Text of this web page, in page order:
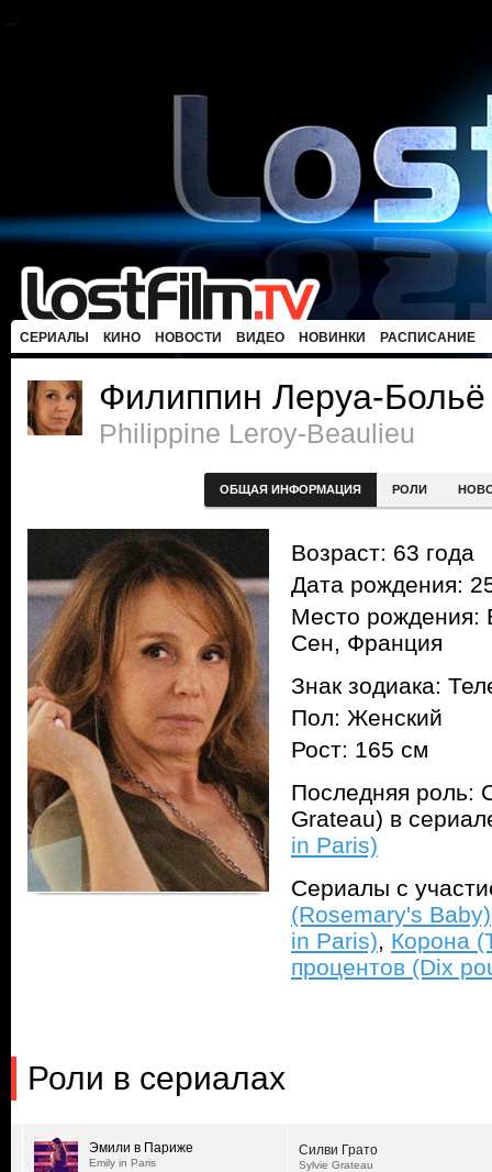
СЕРИАЛЫ КИНО НОВОСТИ ВИДЕО НОВИНКИ РАСПИСАНИЕ
Филиппин Леруа-Больё
Philippine Leroy-Beaulieu
ОБЩАЯ ИНФОРМАЦИЯ РОЛИ
Возраст: 63 года
Дата рождения:
Место рождения:
Сен, Франция
Знак зодиака:
Пол: Женский
Рост: 165 см
Последняя роль:
Grateau) в
in Paris)
Сериалы с
(Rosemary's Baby)
in Paris), Корона
процентов (Dix
Роли в сериалах
Эмили в Париже
Emily in Paris
Силви Грато
Sylvie Grateau